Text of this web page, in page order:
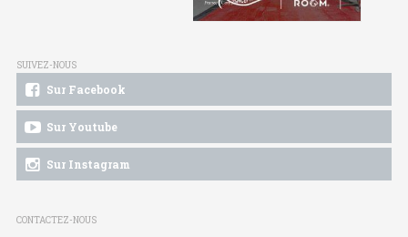
SUIVEZ-NOUS
Sur Facebook
Sur Youtube
Sur Instagram
CONTACTEZ-NOUS